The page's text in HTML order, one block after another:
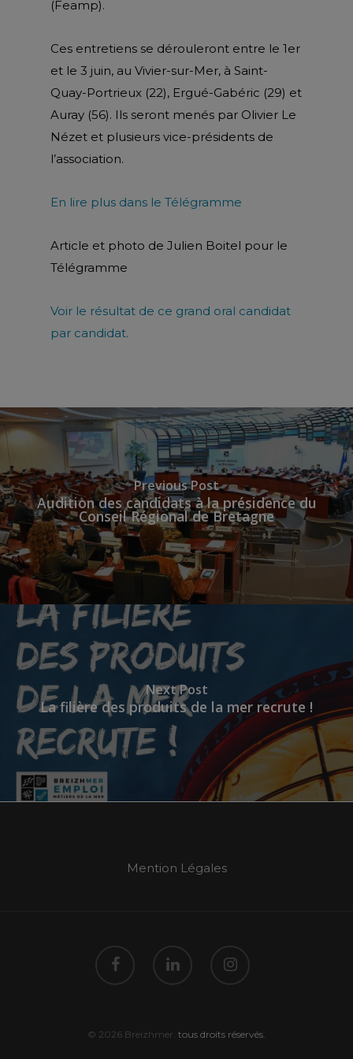
(Feamp).
Ces entretiens se dérouleront entre le 1er
et le 3 juin, au Vivier-sur-Mer, à Saint-
Quay-Portrieux (22), Ergué-Gabéric (29) et
Auray (56). Ils seront menés par Olivier Le
Nézet et plusieurs vice-présidents de
l’association.
En lire plus dans le Télégramme
Article et photo de Julien Boitel pour le
Télégramme
Voir le résultat de ce grand oral candidat
par candidat.
Previous Post
Audition des candidats à la présidence du
Conseil Régional de Bretagne
Next Post
La filière des produits de la mer recrute !
Mention Légales
© 2026 Breizhmer. tous droits réservés.